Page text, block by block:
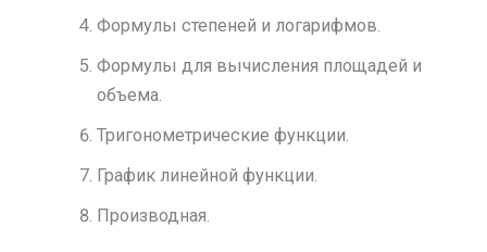
Формулы степеней и логарифмов.
Формулы для вычисления площадей и
объема.
Тригонометрические функции.
График линейной функции.
Производная.